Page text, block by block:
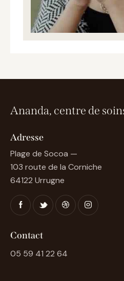
Ananda, centre de
Adresse
Plage de Socoa —
103 route de la Corniche
64122 Urrugne
Contact
05 59 41 22 64